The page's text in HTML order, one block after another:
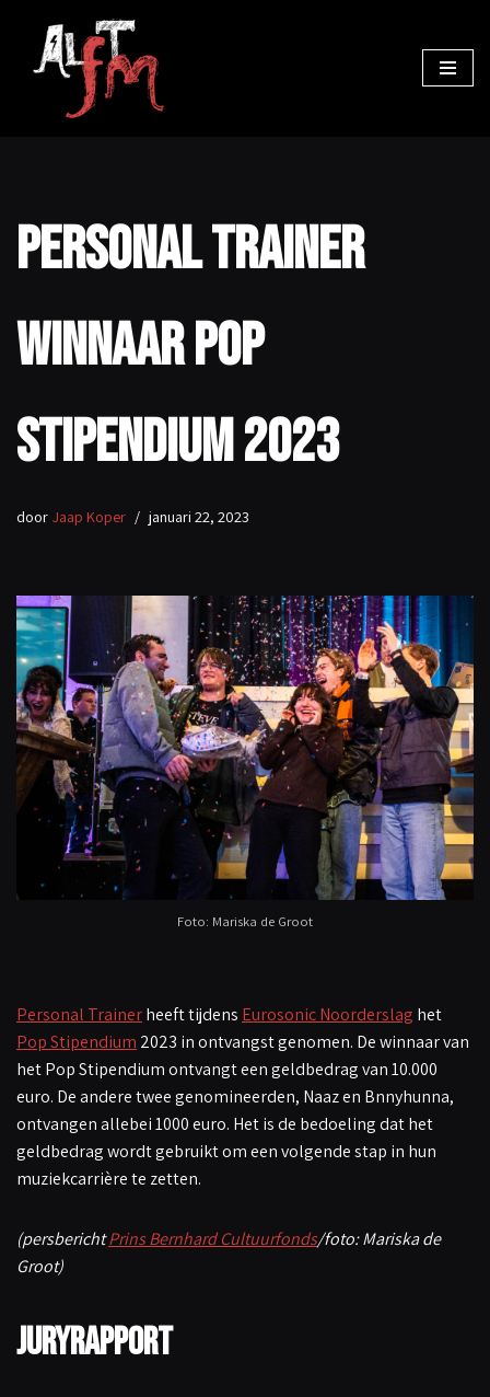
Personal Trainer
winnaar Pop
Stipendium 2023
door Jaap Koper januari 22, 2023
Foto: Mariska de Groot
Personal Trainerheeft tijdens Eurosonic Noorderslag het
Pop Stipendium 2023 in ontvangst genomen. De winnaar van
het Pop Stipendium ontvangt een geldbedrag van 10.000
euro. De andere twee genomineerden, Naaz en Bnnyhunna,
ontvangen allebei 1000 euro. Het is de bedoeling dat het
geldbedrag wordt gebruikt om een volgende stap in hun
muziekcarrière te zetten.
(persberichtPrins Bernhard Cultuurfonds/foto: Mariska de
Groot)
Juryrapport